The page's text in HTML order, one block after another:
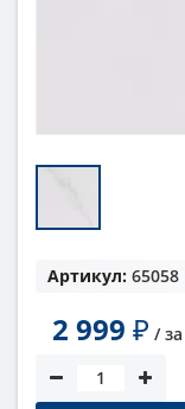
Артикул: 65058
2 999 ₽ / за